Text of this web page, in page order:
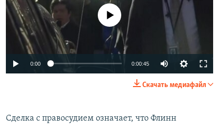
No media source currently available
0:00 0:00:45
Скачать медиафайл
Сделка с правосудием означает, что Флинн